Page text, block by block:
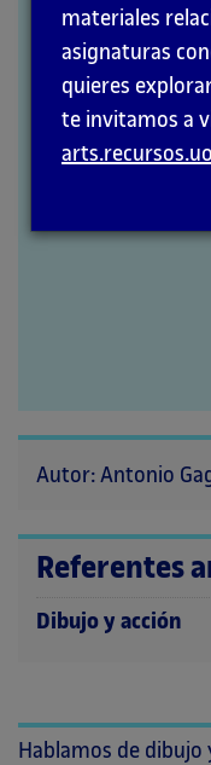
página
principal
Dibujo y
Autor: Antonio
Referentes
Dibujo y acción
Hablamos de
materiales
asignaturas
quieres
te invitamos a